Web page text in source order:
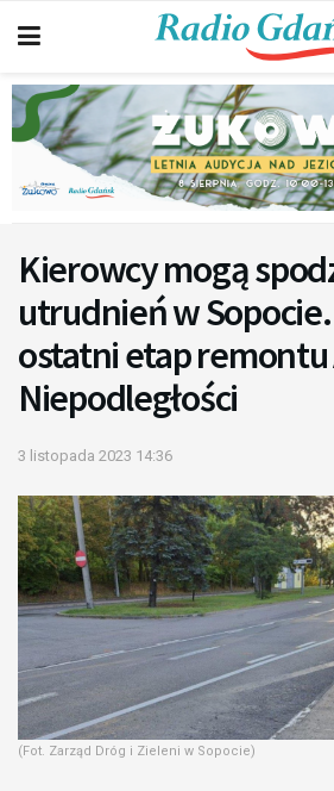
Kierowcy mogą
utrudnień w
ostatni etap remontu
Niepodległości
3 listopada 2023 14:36
(Fot. Zarząd Dróg i Zieleni w Sopocie)